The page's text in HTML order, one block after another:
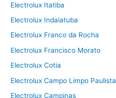
Electrolux Itatiba
Electrolux Indaiatuba
Electrolux Franco da Rocha
Electrolux Francisco Morato
Electrolux Cotia
Electrolux Campo Limpo Paulista
Electrolux Campinas